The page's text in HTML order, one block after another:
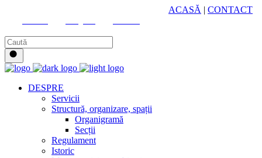
ACASĂ | CONTACT
DESPRE
Servicii
Structură, organizare, spații
Organigramă
Secții
Regulament
Istoric